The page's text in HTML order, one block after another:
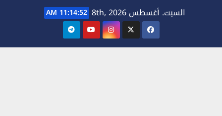
السبت. أغسطس 8th, 2026 11:14:52 AM